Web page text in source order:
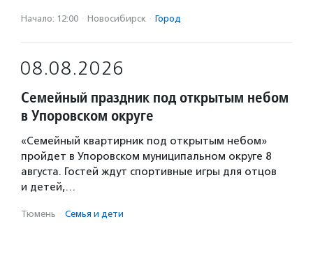
Начало: 12:00 · Новосибирск · Город
08.08.2026
Семейный праздник под открытым небом
в Упоровском округе
«Семейный квартирник под открытым небом»
пройдет в Упоровском муниципальном округе 8
августа. Гостей ждут спортивные игры для отцов
и детей,…
Тюмень · Семья и дети